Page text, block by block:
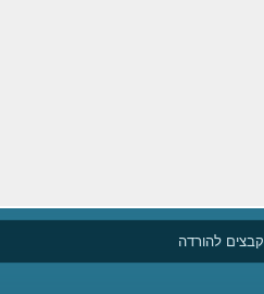
קבצים להורדה